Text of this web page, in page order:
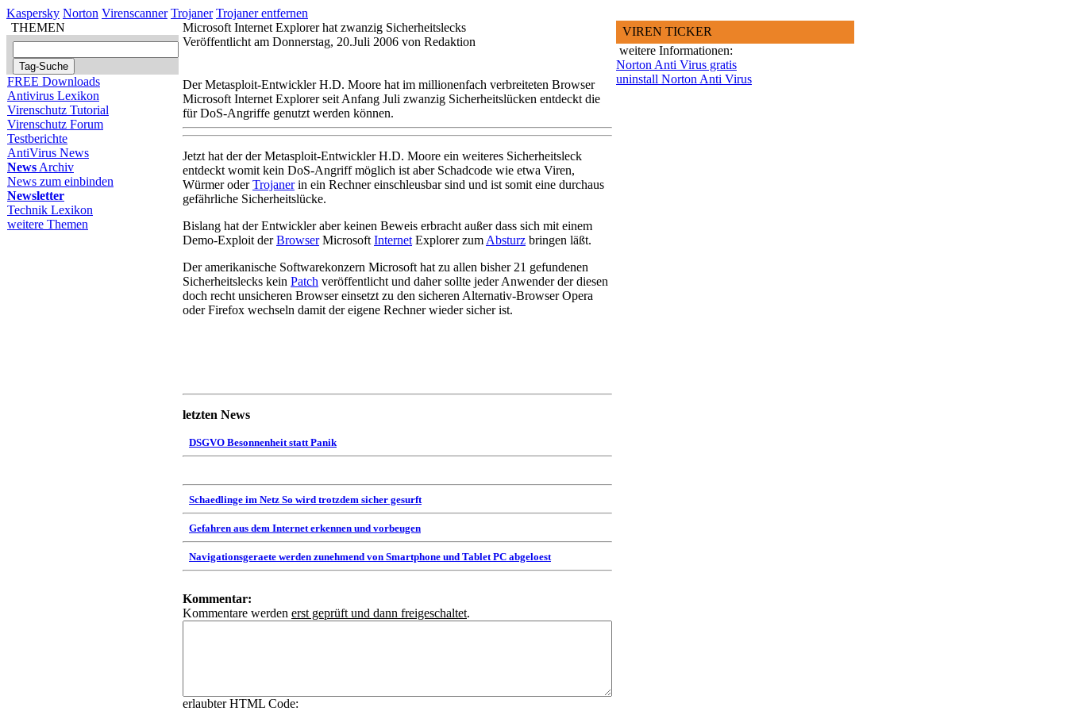
Kaspersky Norton Virenscanner Trojaner Trojaner entfernen
THEMEN
FREE Downloads
Antivirus Lexikon
Virenschutz Tutorial
Virenschutz Forum
Testberichte
AntiVirus News
News Archiv
News zum einbinden
Newsletter
Technik Lexikon
weitere Themen
Microsoft Internet Explorer hat zwanzig Sicherheitslecks
Veröffentlicht am Donnerstag, 20.Juli 2006 von Redaktion
Der Metasploit-Entwickler H.D. Moore hat im millionenfach verbreiteten Browser
Microsoft Internet Explorer seit Anfang Juli zwanzig Sicherheitslücken entdeckt die
für DoS-Angriffe genutzt werden können.
Jetzt hat der der Metasploit-Entwickler H.D. Moore ein weiteres Sicherheitsleck
entdeckt womit kein DoS-Angriff möglich ist aber Schadcode wie etwa Viren,
Würmer oderTrojanerin ein Rechner einschleusbar sind und ist somit eine durchaus
gefährliche Sicherheitslücke.
Bislang hat der Entwickler aber keinen Beweis erbracht außer dass sich mit einem
Demo-Exploit derBrowserMicrosoft Internet Explorer zum Absturz bringen läßt.
Der amerikanische Softwarekonzern Microsoft hat zu allen bisher 21 gefundenen
Sicherheitslecks kein Patch veröffentlicht und daher sollte jeder Anwender der diesen
doch recht unsicheren Browser einsetzt zu den sicheren Alternativ-Browser Opera
oder Firefox wechseln damit der eigene Rechner wieder sicher ist.
letzten News
DSGVO Besonnenheit statt Panik
Schaedlinge im Netz So wird trotzdem sicher gesurft
Gefahren aus dem Internet erkennen und vorbeugen
Navigationsgeraete werden zunehmend von Smartphone und Tablet PC abgeloest
Kommentar:
Kommentare werden erst geprüft und dann freigeschaltet.
erlaubter HTML Code:
VIREN TICKER
weitere Informationen:
Norton Anti Virus gratis
uninstall Norton Anti Virus